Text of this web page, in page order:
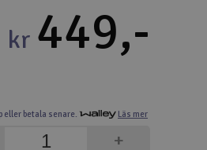
eller betala senare. Läs mer
kr 449,-
+